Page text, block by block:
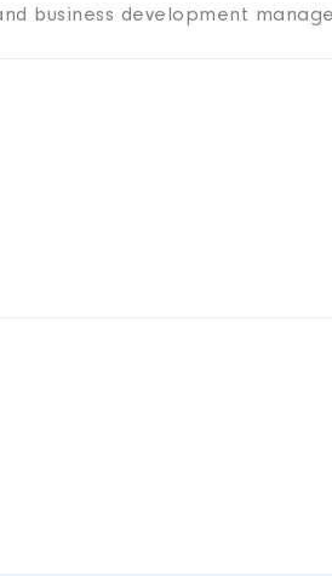
business development